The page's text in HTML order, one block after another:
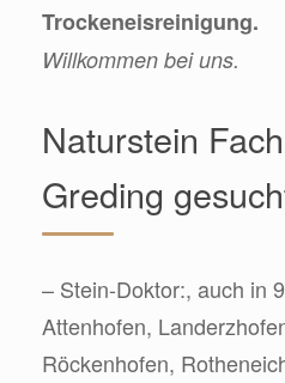
Trockeneisreinigung.
Willkommen bei uns.
Naturstein
Greding
– Stein-Doktor:, auch in
Attenhofen,
Röckenhofen,